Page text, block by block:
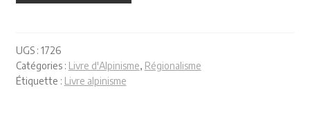
UGS : 1726
Catégories : Livre d'Alpinisme, Régionalisme
Étiquette : Livre alpinisme